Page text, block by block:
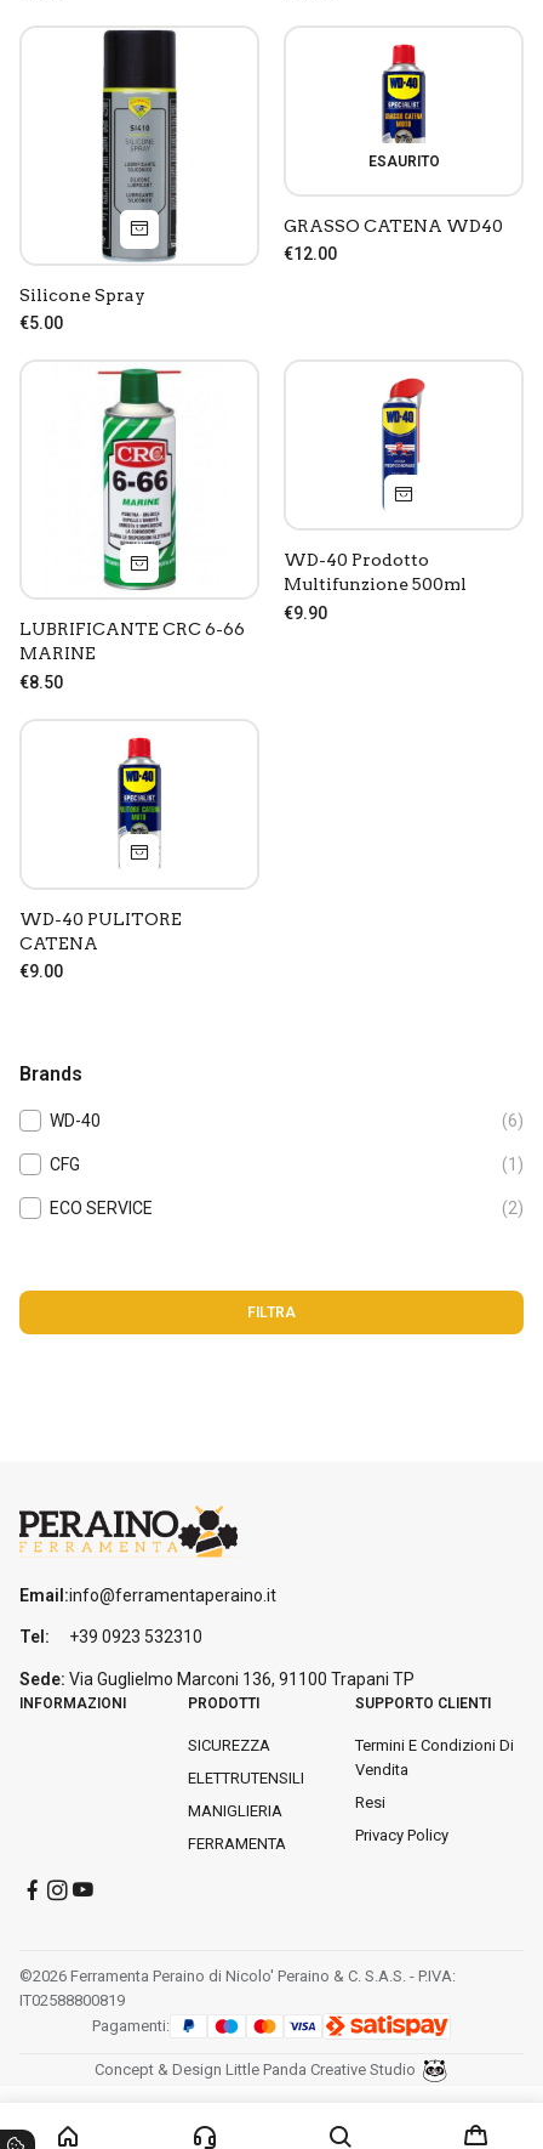
Brands
WD-40 (6)
CFG (1)
ECO SERVICE (2)
FILTRA
Silicone Spray
€5.00
ESAURITO
GRASSO CATENA WD40
€12.00
LUBRIFICANTE CRC 6-66
MARINE
€8.50
WD-40 Prodotto
Multifunzione 500ml
€9.90
WD-40 PULITORE
CATENA
€9.00
Email:
Tel:
Sede:
info@ferramentaperaino.it
+39 0923 532310
Via Guglielmo Marconi 136, 91100 Trapani TP
INFORMAZIONI PRODOTTI
SICUREZZA
ELETTRUTENSILI
MANIGLIERIA
FERRAMENTA
SUPPORTO CLIENTI
Termini E Condizioni Di
Vendita
Resi
Privacy Policy
©2026 Ferramenta Peraino di Nicolo' Peraino & C. S.A.S. - P.IVA:
IT02588800819
Pagamenti:
Concept & Design Little Panda Creative Studio
cookie per finalità tecniche, statistiche e di marketing.
Sei libero di scegliere in quasiasi momento quali tipologie di
cookie accettare/revocare tramite questo pannello.
Per sapere come utilizziamo i cookie visita la pagina
Privacy Policy
Chiudendo questa finestra accetterai solo i cookie tecnici
Necessari
Statistici
Marketing
ACCETTA NECESSARI